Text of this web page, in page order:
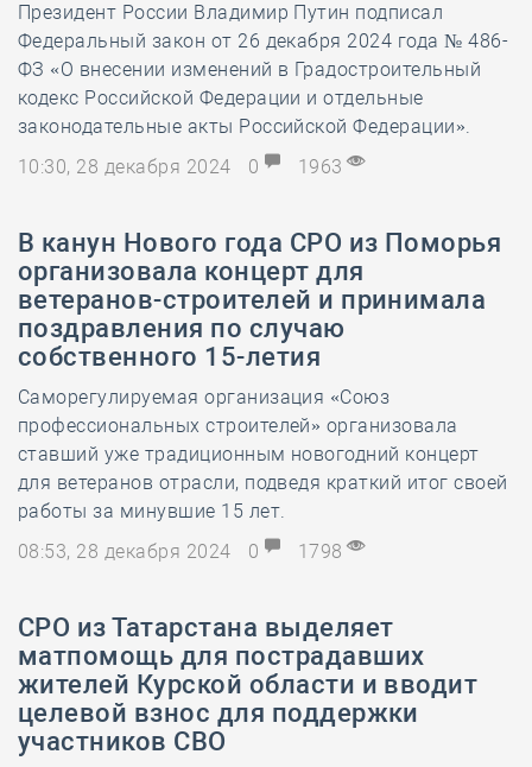
Президент России Владимир Путин подписал
Федеральный закон от 26 декабря 2024 года № 486-
ФЗ «О внесении изменений в Градостроительный
кодекс Российской Федерации и отдельные
законодательные акты Российской Федерации».
10:30, 28 декабря 2024
0 1963
В канун Нового года СРО из Поморья
организовала концерт для
ветеранов-строителей и принимала
поздравления по случаю
собственного 15-летия
Саморегулируемая организация «Союз
профессиональных строителей» организовала
ставший уже традиционным новогодний концерт
для ветеранов отрасли, подведя краткий итог своей
работы за минувшие 15 лет.
08:53, 28 декабря 2024
0 1798
СРО из Татарстана выделяет
матпомощь для пострадавших
жителей Курской области и вводит
целевой взнос для поддержки
участников СВО